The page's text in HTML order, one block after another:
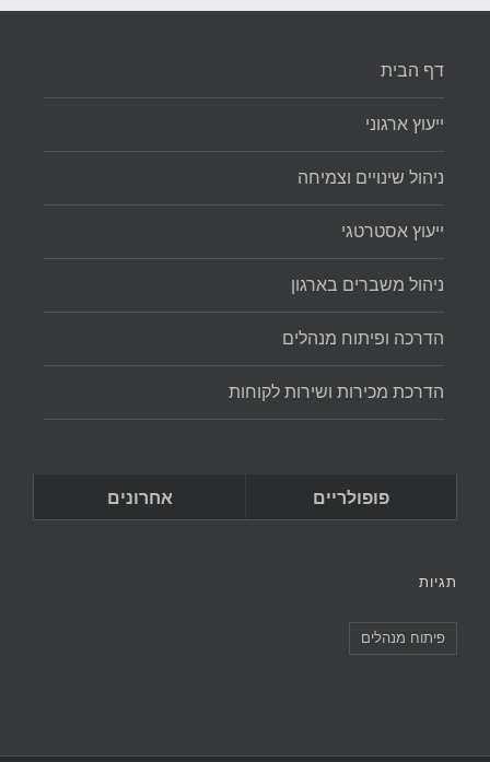
דף הבית
ייעוץ ארגוני
ניהול שינויים וצמיחה
ייעוץ אסטרטגי
ניהול משברים בארגון
הדרכה ופיתוח מנהלים
הדרכת מכירות ושירות לקוחות
פופולריים אחרונים
תגיות
פיתוח מנהלים